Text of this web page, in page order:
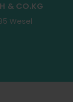
& CO.KG
Wesel